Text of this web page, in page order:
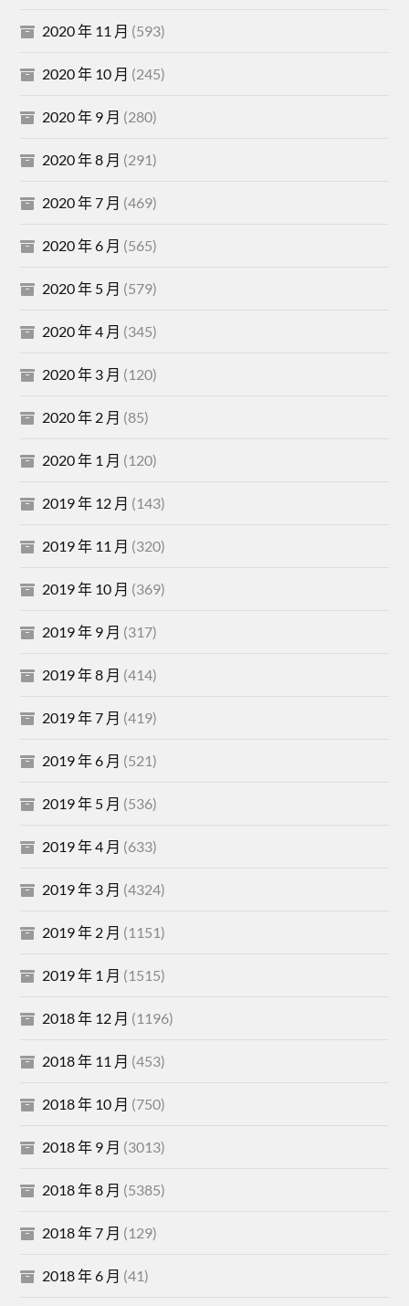
2020 年 11 月 (593)
2020 年 10 月 (245)
2020 年 9 月 (280)
2020 年 8 月 (291)
2020 年 7 月 (469)
2020 年 6 月 (565)
2020 年 5 月 (579)
2020 年 4 月 (345)
2020 年 3 月 (120)
2020 年 2 月 (85)
2020 年 1 月 (120)
2019 年 12 月 (143)
2019 年 11 月 (320)
2019 年 10 月 (369)
2019 年 9 月 (317)
2019 年 8 月 (414)
2019 年 7 月 (419)
2019 年 6 月 (521)
2019 年 5 月 (536)
2019 年 4 月 (633)
2019 年 3 月 (4324)
2019 年 2 月 (1151)
2019 年 1 月 (1515)
2018 年 12 月 (1196)
2018 年 11 月 (453)
2018 年 10 月 (750)
2018 年 9 月 (3013)
2018 年 8 月 (5385)
2018 年 7 月 (129)
2018 年 6 月 (41)